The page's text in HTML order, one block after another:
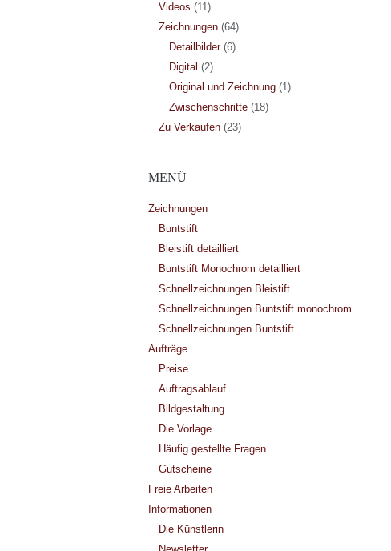
Videos (11)
Zeichnungen(64)
Detailbilder(6)
Digital (2)
Original und Zeichnung(1)
Zwischenschritte(18)
Zu Verkaufen(23)
MENÜ
Zeichnungen
Buntstift
Bleistift detailliert
Buntstift Monochrom detailliert
Schnellzeichnungen Bleistift
Schnellzeichnungen Buntstift monochrom
Schnellzeichnungen Buntstift
Aufträge
Preise
Auftragsablauf
Bildgestaltung
Die Vorlage
Häufig gestellte Fragen
Gutscheine
Freie Arbeiten
Informationen
Die Künstlerin